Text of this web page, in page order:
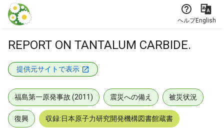
本文に飛ぶ
ヘルプEnglish
REPORT ON TANTALUM CARBIDE.
提供元サイトで表示
福島第一原発事故 (2011) 震災への備え 被災状況
復興 収録:日本原子力研究開発機構図書館蔵書